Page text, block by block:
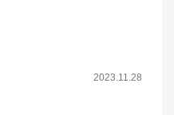
2023.11.28